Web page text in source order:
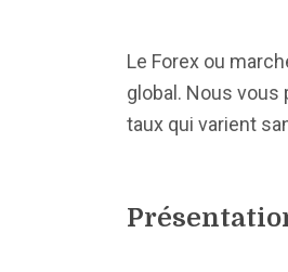
Le Forex ou
global. Nous
taux qui varient